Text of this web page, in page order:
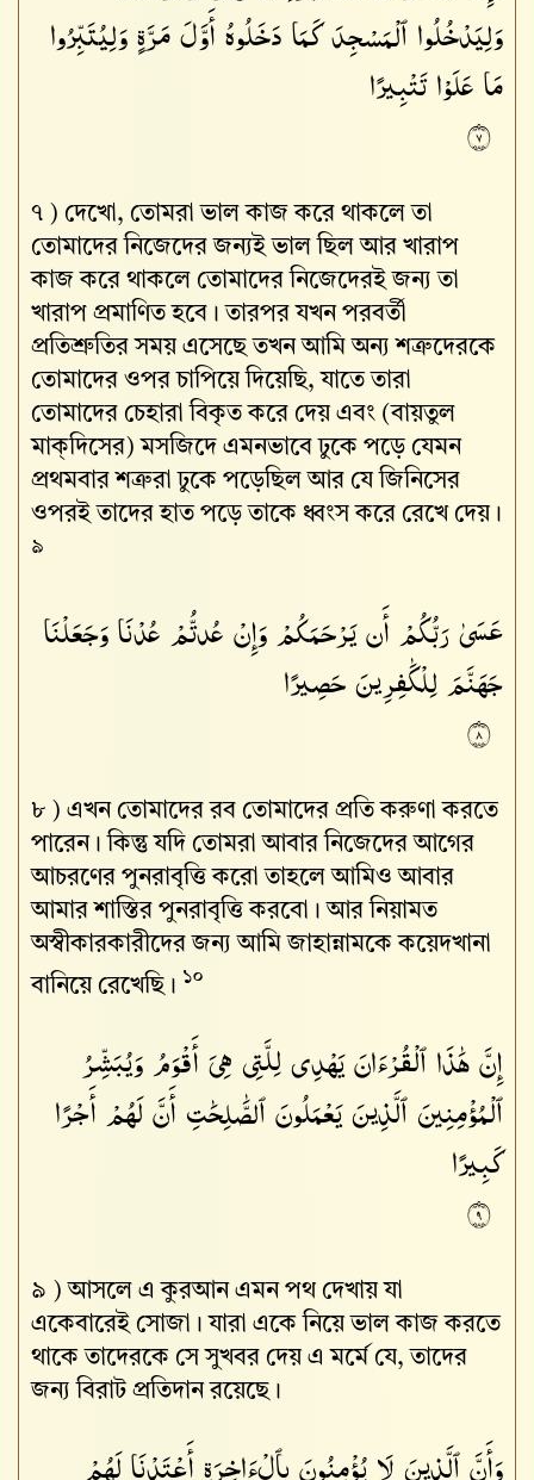
৭ ) দেখো, তোমরা ভাল কাজ করে থাকলে তা
তোমাদের নিজেদের জন্যই ভাল ছিল আর খারাপ
কাজ করে থাকলে তোমাদের নিজেদেরই জন্য তা
খারাপ প্রমাণিত হবে। তারপর যখন পরবর্তী
প্রতিশ্রুতির সময় এসেছে তখন আমি অন্য শত্রুদেরকে
তোমাদের ওপর চাপিয়ে দিয়েছি, যাতে তারা
তোমাদের চেহারা বিকৃত করে দেয় এবং (বায়তুল
মাক্দিসের) মসজিদে এমনভাবে ঢুকে পড়ে যেমন
প্রথমবার শত্রুরা ঢুকে পড়েছিল আর যে জিনিসের
ওপরই তাদের হাত পড়ে তাকে ধ্বংস করে রেখে দেয়।
৯
وَلِيَدْخُلُوا۟ٱلْمَسْجِدَكَمَادَخَلُوهُأَوَّلَمَرَّةٍوَلِيُتَبِّرُوا۟
مَاعَلَوْا۟تَتْبِيرًا
٧
৮ ) এখন তোমাদের রব তোমাদের প্রতি করুণা করতে
পারেন। কিন্তু যদি তোমরা আবার নিজেদের আগের
আচরণের পুনরাবৃত্তি করো তাহলে আমিও আবার
আমার শাস্তির পুনরাবৃত্তি করবো। আর নিয়ামত
অস্বীকারকারীদের জন্য আমি জাহান্নামকে কয়েদখানা
বানিয়ে রেখেছি। ১০
عَسَىٰرَبُّكُمْأَنيَرْحَمَكُمْوَإِنْعُدتُّمْعُدْنَاوَجَعَلْنَا
جَهَنَّمَلِلْكَٰفِرِينَحَصِيرًا
٨
৯ )আসলে এ কুরআন এমন পথ দেখায় যা
একেবারেই সোজা। যারা একে নিয়ে ভাল কাজ করতে
থাকে তাদেরকে সে সুখবর দেয় এ মর্মে যে, তাদের
জন্য বিরাট প্রতিদান রয়েছে।
إِنَّهَٰذَاٱلْقُرْءَانَيَهْدِىلِلَّتِىهِىَأَقْوَمُوَيُبَشِّرُ
ٱلْمُؤْمِنِينَٱلَّذِينَيَعْمَلُونَٱلصَّٰلِحَٰتِأَنَّلَهُمْأَجْرًا
كَبِيرًا
٩